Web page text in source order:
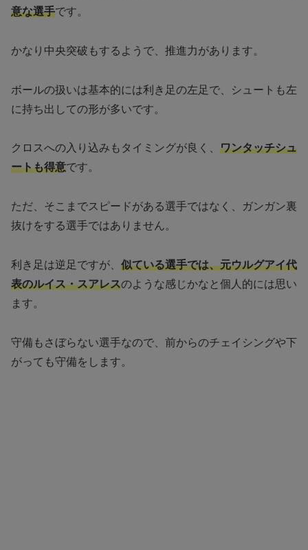
意な選手です。
かなり中央突破もするようで、推進力があります。
ボールの扱いは基本的には利き足の左足で、シュートも左
に持ち出しての形が多いです。
クロスへの入り込みもタイミングが良く、 ワンタッチシュ
ートも得意です。
ただ、そこまでスピードがある選手ではなく、ガンガン裏
抜けをする選手ではありません。
利き足は逆足ですが、 似ている選手では、元ウルグアイ代
表のルイス・スアレスのような感じかなと個人的には思い
ます。
守備もさぼらない選手なので、前からのチェイシングや下
がっても守備をします。